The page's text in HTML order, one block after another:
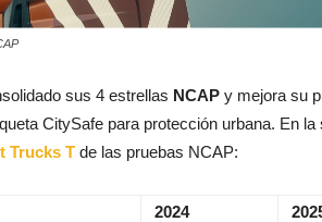
sus 4 estrellas NCAP y mejora su
CitySafe para protección urbana. En la
Trucks T de las pruebas NCAP:
2024